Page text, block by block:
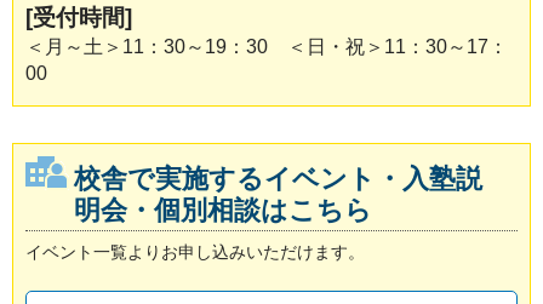
[受付時間]
＜月～土＞11：30～19：30 ＜日・祝＞11：30～17：
00
校舎で実施するイベント・入塾説
明会・個別相談はこちら
イベント一覧よりお申し込みいただけます。